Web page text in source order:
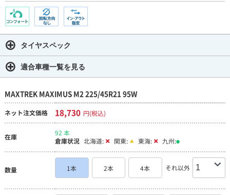
タイヤスペック
適合車種一覧を見る
MAXTREK MAXIMUS M2 225/45R21 95W
ネット注文価格 18,730 円(税込)
在庫
92 本
倉庫状況 北海道: 関東: 東海: 九州:
数量 1本 2本 4本 それ以外